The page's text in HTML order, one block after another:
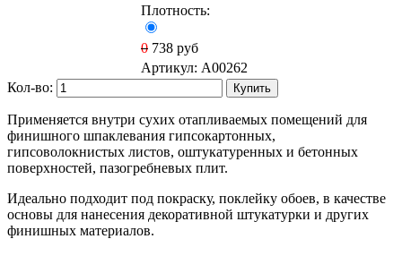
Плотность:
0 738 руб
Артикул: A00262
Кол-во:
Купить
Применяется внутри сухих отапливаемых помещений для
финишного шпаклевания гипсокартонных,
гипсоволокнистых листов, оштукатуренных и бетонных
поверхностей, пазогребневых плит.
Идеально подходит под покраску, поклейку обоев, в качестве
основы для нанесения декоративной штукатурки и других
финишных материалов.